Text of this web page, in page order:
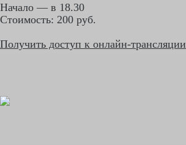
Начало — в 18.30
Стоимость: 200 руб.
Получить доступ к онлайн-трансляции